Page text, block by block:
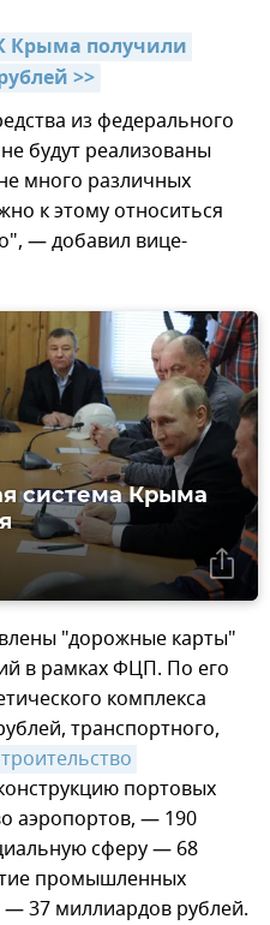
Крыма получили
>>
из федерального
будут реализованы
много различных
к этому относиться
— добавил вице-
система Крыма
"дорожные карты"
в рамках ФЦП. По его
комплекса
транспортного,
портовых
аэропортов, — 190
сферу — 68
промышленных
— 37 миллиардов рублей.